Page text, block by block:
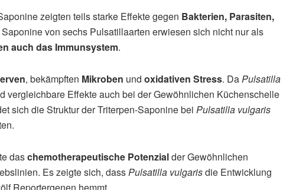
zeigten teils starke Effekte gegen Bakterien, Parasiten,
Saponine von sechs Pulsatillaarten erwiesen sich nicht nur als
auch das Immunsystem.
, bekämpften Mikroben und oxidativen Stress. DaPulsatilla
vergleichbare Effekte auch bei der Gewöhnlichen Küchenschelle
sich die Struktur der Triterpen-Saponine bei Pulsatilla vulgaris
daschemotherapeutische Potenzialder Gewöhnlichen
Es zeigte sich, dassPulsatilla vulgarisdie Entwicklung
Reportergenen hemmt.